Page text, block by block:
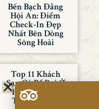
Bến Bạch Đằng
Hội An: Điểm
Check-In Đẹp
Nhất Bên Dòng
Sông Hoài
Top 11 Khách
Sạn Có Bể Bơi Ở
Hội An Đáng
Trải Nghiệm